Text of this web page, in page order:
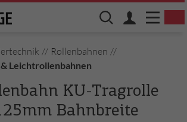
// Rollenbahnen //
Leichtrollenbahnen
KU-Tragrolle
Bahnbreite